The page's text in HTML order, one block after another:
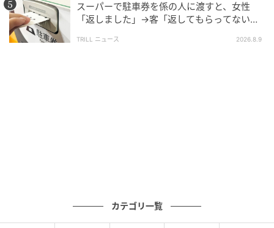
スーパーで駐車券を係の人に渡すと、女性
「返しました」→客「返してもらってない」
しません」
TRILL ニュース 2026.8.9
カテゴリ一覧